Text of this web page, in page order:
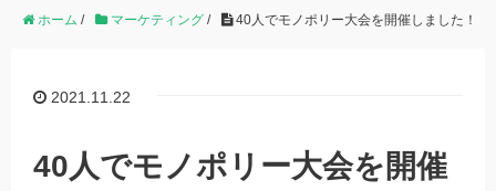
ホーム / マーケティング / 40人でモノポリー大会を開催しました！
2021.11.22
40人でモノポリー大会を開催